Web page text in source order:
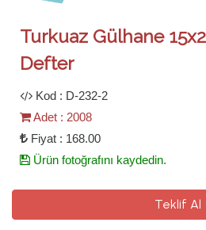
Turkuaz Gülhane
Defter
Kod : D-232-2
Adet : 2008
Fiyat : 168.00
Ürün fotoğrafını kaydedin.
Teklif Al